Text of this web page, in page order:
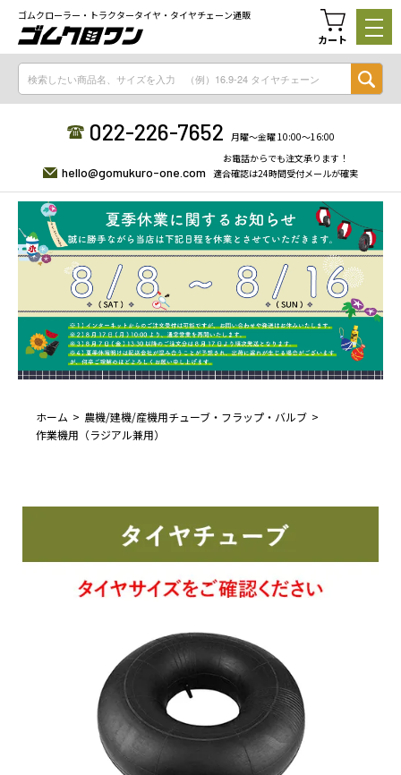
ゴムクローラー・トラクタータイヤ・タイヤチェーン通販
カート
022-226-7652 月曜〜金曜 10:00〜16:00
hello@gomukuro-one.com
お電話からでも注文承ります！
適合確認は24時間受付メールが確実
ホーム
農機/建機/産機用チューブ・フラップ・バルブ
作業機用（ラジアル兼用）